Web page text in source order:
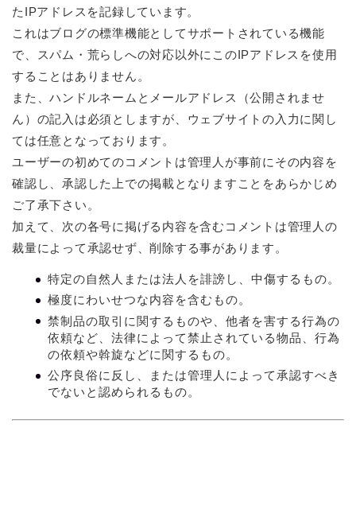
たIPアドレスを記録しています。
これはブログの標準機能としてサポートされている機能
で、スパム・荒らしへの対応以外にこのIPアドレスを使用
することはありません。
また、ハンドルネームとメールアドレス（公開されませ
ん）の記入は必須としますが、ウェブサイトの入力に関し
ては任意となっております。
ユーザーの初めてのコメントは管理人が事前にその内容を
確認し、承認した上での掲載となりますことをあらかじめ
ご了承下さい。
加えて、次の各号に掲げる内容を含むコメントは管理人の
裁量によって承認せず、削除する事があります。
特定の自然人または法人を誹謗し、中傷するもの。
極度にわいせつな内容を含むもの。
禁制品の取引に関するものや、他者を害する行為の
依頼など、法律によって禁止されている物品、行為
の依頼や斡旋などに関するもの。
公序良俗に反し、または管理人によって承認すべき
でないと認められるもの。